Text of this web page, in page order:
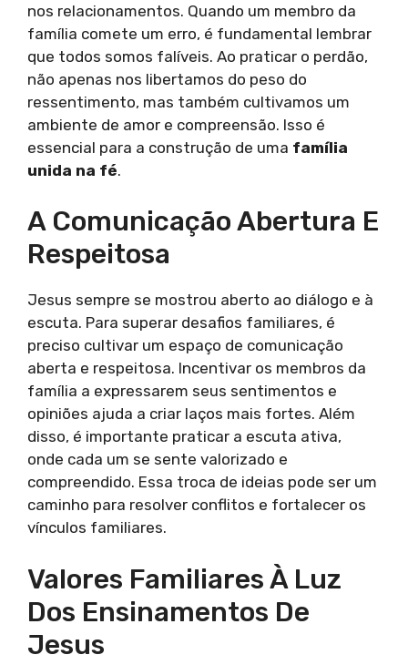
nos relacionamentos. Quando um membro da
família comete um erro, é fundamental lembrar
que todos somos falíveis. Ao praticar o perdão,
não apenas nos libertamos do peso do
ressentimento, mas também cultivamos um
ambiente de amor e compreensão. Isso é
essencial para a construção de uma família
unida na fé.
A Comunicação Abertura E
Respeitosa
Jesus sempre se mostrou aberto ao diálogo e à
escuta. Para superar desafios familiares, é
preciso cultivar um espaço de comunicação
aberta e respeitosa. Incentivar os membros da
família a expressarem seus sentimentos e
opiniões ajuda a criar laços mais fortes. Além
disso, é importante praticar a escuta ativa,
onde cada um se sente valorizado e
compreendido. Essa troca de ideias pode ser um
caminho para resolver conflitos e fortalecer os
vínculos familiares.
Valores Familiares À Luz
Dos Ensinamentos De
Jesus